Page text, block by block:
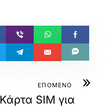
»
ΕΠΟΜΕΝΟ
Κάρτα SIM για